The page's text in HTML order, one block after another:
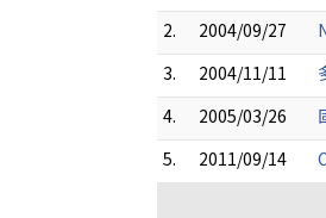
2.
2004/09/27
3.
2004/11/11
4.
2005/03/26
5.
2011/09/14